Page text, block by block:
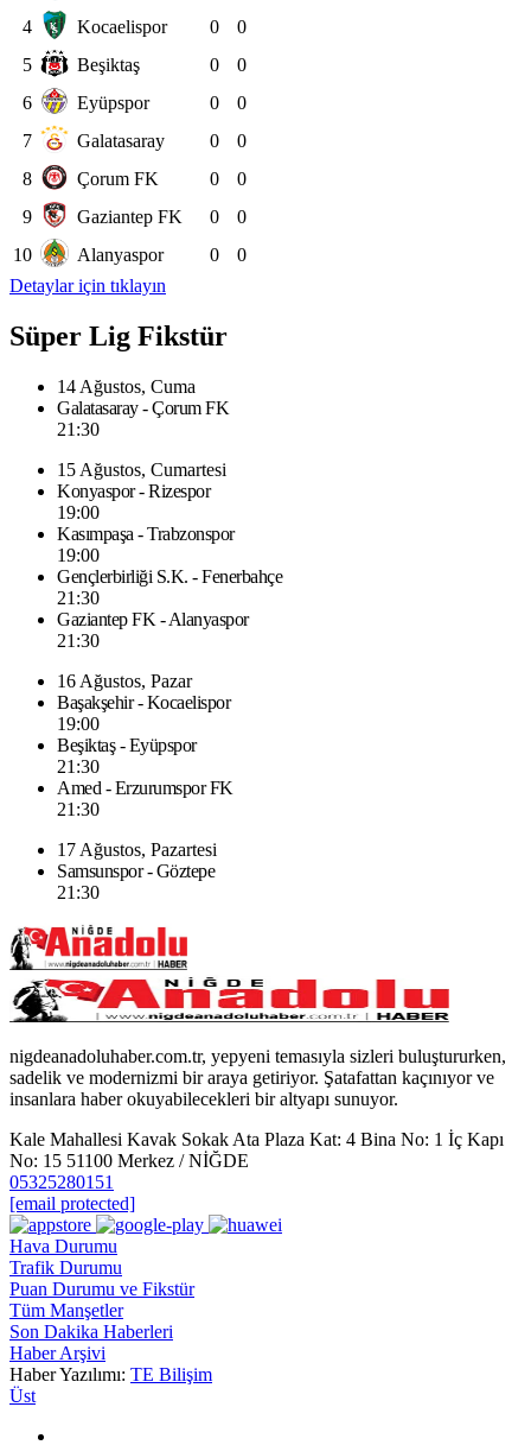
4
Kocaelispor 0
0
5
Beşiktaş 0
0
6
Eyüpspor 0
0
7
Galatasaray 0
0
8
Çorum FK 0
0
9
Gaziantep FK 0
0
10
Alanyaspor 0
0
Detaylar için tıklayın
Süper Lig Fikstür
14 Ağustos, Cuma
Galatasaray - Çorum FK
21:30
15 Ağustos, Cumartesi
Konyaspor - Rizespor
19:00
Kasımpaşa - Trabzonspor
19:00
Gençlerbirliği S.K. - Fenerbahçe
21:30
Gaziantep FK - Alanyaspor
21:30
16 Ağustos, Pazar
Başakşehir - Kocaelispor
19:00
Beşiktaş - Eyüpspor
21:30
Amed - Erzurumspor FK
21:30
17 Ağustos, Pazartesi
Samsunspor - Göztepe
21:30
nigdeanadoluhaber.com.tr, yepyeni temasıyla sizleri buluştururken,
sadelik ve modernizmi bir araya getiriyor. Şatafattan kaçınıyor ve
insanlara haber okuyabilecekleri bir altyapı sunuyor.
Kale Mahallesi Kavak Sokak Ata Plaza Kat: 4 Bina No: 1 İç Kapı
No: 15 51100 Merkez / NİĞDE
05325280151
[email protected]
Hava Durumu
Trafik Durumu
Puan Durumu ve Fikstür
Tüm Manşetler
Son Dakika Haberleri
Haber Arşivi
Haber Yazılımı: TE Bilişim
Üst